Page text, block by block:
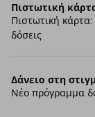
Πιστωτική
Πιστωτική
δόσεις
Δάνειο στη
Νέο πρόγραμμα